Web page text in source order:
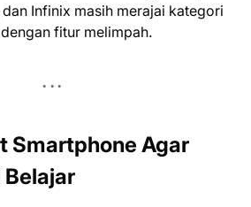
Infinix masih merajai kategori
fitur melimpah.
Smartphone Agar